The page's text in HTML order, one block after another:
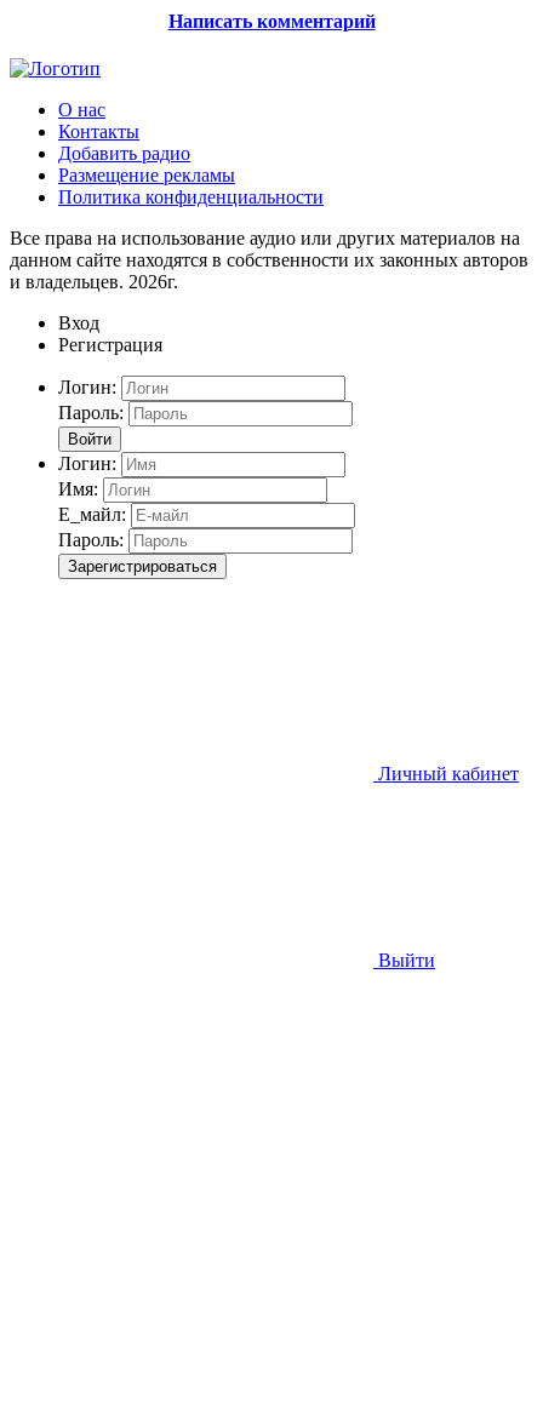
Написать комментарий
О нас
Контакты
Добавить радио
Размещение рекламы
Политика конфиденциальности
Все права на использование аудио или других материалов на
данном сайте находятся в собственности их законных авторов
и владельцев. 2026г.
Вход
Регистрация
Логин:
Пароль:
Войти
Логин:
Имя:
Е_майл:
Пароль:
Зарегистрироваться
Личный кабинет
Выйти